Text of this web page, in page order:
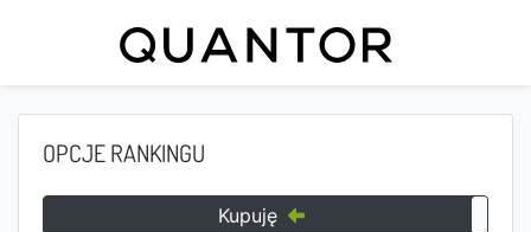
OPCJE RANKINGU
Kupuję